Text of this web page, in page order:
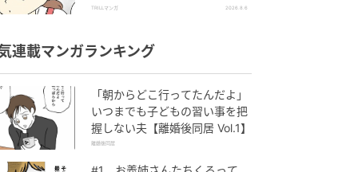
ましたね」
TRILLマンガ 2026.8.6
連載マンガランキング
「朝からどこ行ってたんだよ」
いつまでも子どもの習い事を把
握しない夫【離婚後同居 Vol.1】
離婚後同居